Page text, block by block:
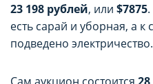
23 198 рублей, или $7875
есть сарай и уборная, а
подведено электричество.
Вы можете настроить
каждого типа файлов
Вы можете настроить
каждого типа файлов